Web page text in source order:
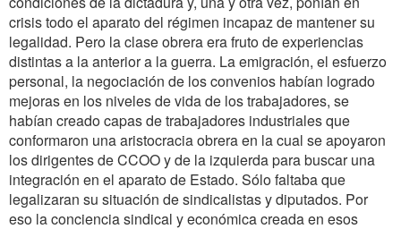
crisis todo el aparato del régimen incapaz de mantener su
legalidad. Pero la clase obrera era fruto de experiencias
distintas a la anterior a la guerra. La emigración, el esfuerzo
personal, la negociación de los convenios habían logrado
mejoras en los niveles de vida de los trabajadores, se
habían creado capas de trabajadores industriales que
conformaron una aristocracia obrera en la cual se apoyaron
los dirigentes de CCOO y de la izquierda para buscar una
integración en el aparato de Estado. Sólo faltaba que
legalizaran su situación de sindicalistas y diputados. Por
eso la conciencia sindical y económica creada en esos